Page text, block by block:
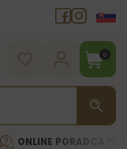
0
ONLINE PORADCA